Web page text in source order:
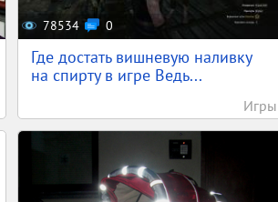
78534 0
Где достать вишневую наливку
на спирту в игре Ведь...
Игры